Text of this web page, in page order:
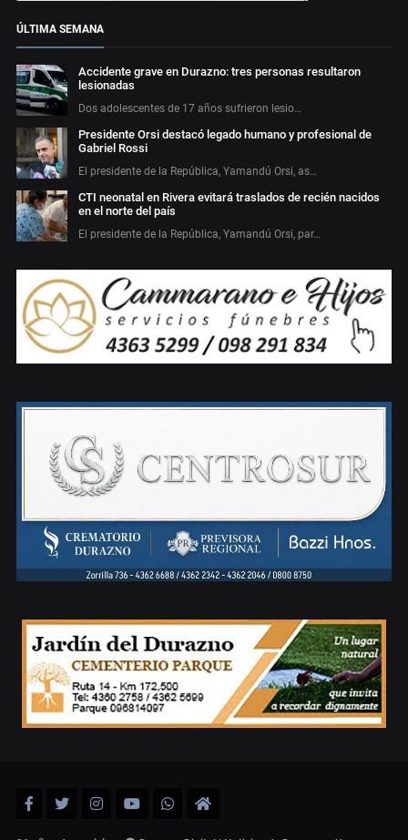
ÚLTIMA SEMANA
Accidente grave en Durazno: tres personas resultaron
lesionadas
Dos adolescentes de 17 años sufrieron lesio…
Presidente Orsi destacó legado humano y profesional de
Gabriel Rossi
El presidente de la República, Yamandú Orsi, as…
CTI neonatal en Rivera evitará traslados de recién nacidos
en el norte del país
El presidente de la República, Yamandú Orsi, par…